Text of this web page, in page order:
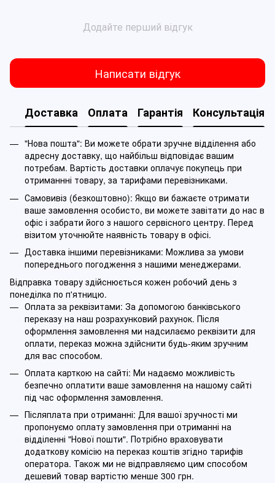
Додайте перший відгук
Написати відгук
Доставка Оплата Гарантія Консультація
"Нова пошта": Ви можете обрати зручне відділення або
адресну доставку, що найбільш відповідає вашим
потребам. Вартість доставки оплачує покупець при
отриманнні товару, за тарифами перевізниками.
Самовивіз (безкоштовно): Якщо ви бажаєте отримати
ваше замовлення особисто, ви можете завітати до нас в
офіс і забрати його з нашого сервісного центру. Перед
візитом уточнюйте наявність товару в офісі.
Доставка іншими перевізниками: Можлива за умови
попереднього погодження з нашими менеджерами.
Відправка товару здійснюється кожен робочий день з
понеділка по п'ятницю.
Оплата за реквізитами: За допомогою банківського
переказу на наш розрахунковий рахунок. Після
оформлення замовлення ми надсилаємо реквізити для
оплати, переказ можна здійснити будь-яким зручним
для вас способом.
Оплата карткою на сайті: Ми надаємо можливість
безпечно оплатити ваше замовлення на нашому сайті
під час оформлення замовлення.
Післяплата при отриманні: Для вашої зручності ми
пропонуємо оплату замовлення при отриманні на
відділенні "Нової пошти". Потрібно враховувати
додаткову комісію на переказ коштів згідно тарифів
оператора. Також ми не відправляємо цим способом
дешевий товар вартістю менше 300 грн.